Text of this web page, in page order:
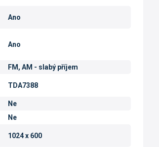
Ano
Ano
FM, AM - slabý příjem
TDA7388
Ne
Ne
1024 x 600